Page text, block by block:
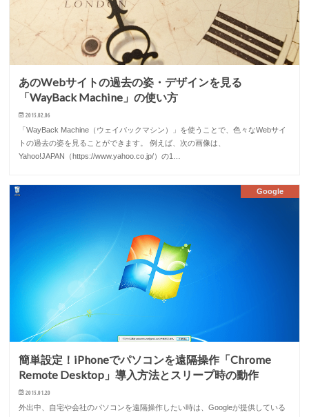
あのWebサイトの過去の姿・デザインを見る
「WayBack Machine」の使い方
2015.02.06
「WayBack Machine（ウェイバックマシン）」を使うことで、色々なWebサイ
トの過去の姿を見ることができます。 例えば、次の画像は、
Yahoo!JAPAN（https://www.yahoo.co.jp/）の1…
Google
簡単設定！iPhoneでパソコンを遠隔操作「Chrome
Remote Desktop」導入方法とスリープ時の動作
2015.01.20
外出中、自宅や会社のパソコンを遠隔操作したい時は、Googleが提供している